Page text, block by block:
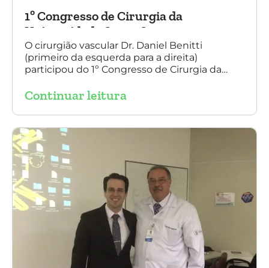
1º Congresso de Cirurgia da
Universidade Santo Amaro
O cirurgião vascular Dr. Daniel Benitti
(primeiro da esquerda para a direita)
participou do 1º Congresso de Cirurgia da
de cirurgia endovascular. O evento também
Amato e do Dr. Adnam Neser.
Continuar leitura